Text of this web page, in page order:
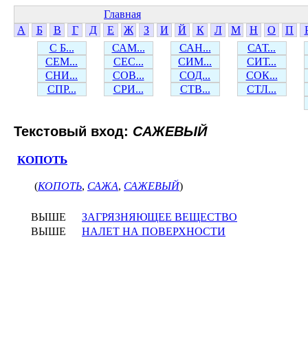
Главная
А
Б В Г Д Е Ж З И Й К Л М Н О П
С Б...
САМ... САН...
САТ...
СЕМ...
СЕС... СИМ...
СИТ...
СНИ...
СОВ... СОД...
СОК...
СПР...
СРИ... СТВ... СТЛ...
Текстовый вход: САЖЕВЫЙ
КОПОТЬ
(КОПОТЬ, САЖА, САЖЕВЫЙ)
ВЫШЕ
ЗАГРЯЗНЯЮЩЕЕ ВЕЩЕСТВО
ВЫШЕ
НАЛЕТ НА ПОВЕРХНОСТИ